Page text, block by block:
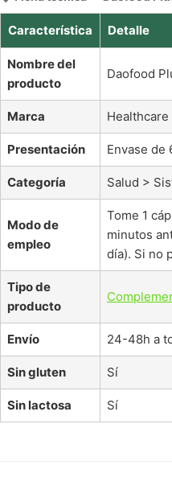
Característica Detalle
Nombre del
producto
Daofood
Marca Healthcare
Presentación Envase de
Categoría Salud >
Modo de
empleo
Tome 1
minutos
día). Si no
Tipo de
producto
Envío 24-48h a
Sin gluten Sí
Sin lactosa Sí